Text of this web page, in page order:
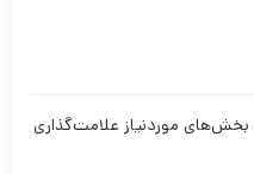
بخش‌های موردنیاز علامت‌گذاری